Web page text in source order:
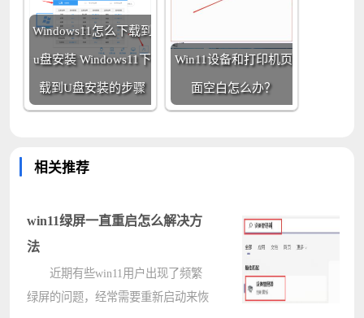
Windows11怎么下载到
u盘安装 Windows11下
载到U盘安装的步骤
Win11设备和打印机页
面空白怎么办？
相关推荐
win11绿屏一直重启怎么解决方
法
近期有些win11用户出现了频繁
绿屏的问题，经常需要重新启动来恢